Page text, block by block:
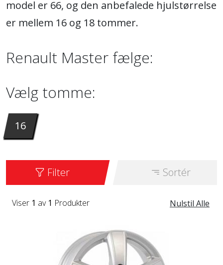
model er 66, og den anbefalede hjulstørrelse
er mellem 16 og 18 tommer.
Renault Master fælge:
Vælg tomme:
16
Filter Sortér
Nulstil Alle
Viser 1 av 1 Produkter